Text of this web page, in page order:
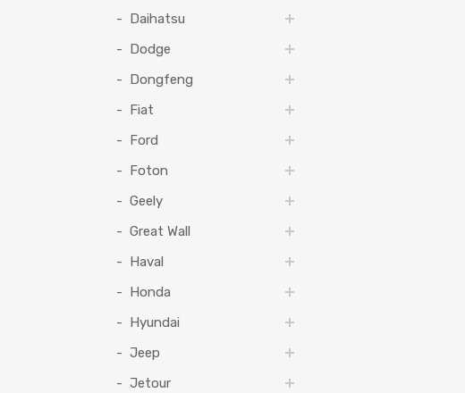
Daihatsu
Dodge
Dongfeng
Fiat
Ford
Foton
Geely
Great Wall
Haval
Honda
Hyundai
Jeep
Jetour